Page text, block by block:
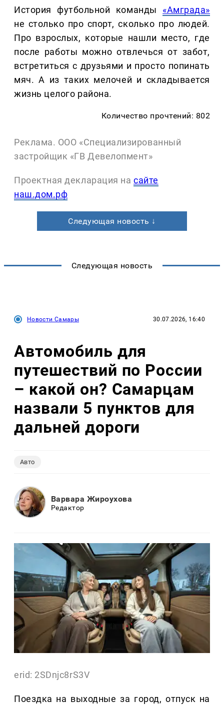
История футбольной команды «Амграда»
не столько про спорт, сколько про людей.
Про взрослых, которые нашли место, где
после работы можно отвлечься от забот,
встретиться с друзьями и просто попинать
мяч. А из таких мелочей и складывается
жизнь целого района.
Количество прочтений: 802
Реклама. ООО «Специализированный
застройщик «ГВ Девелопмент»
Проектная декларация на сайте
наш.дом.рф
Следующая новость ↓
Следующая новость
Новости Самары 30.07.2026, 16:40
Автомобиль для
путешествий по России
– какой он? Самарцам
назвали 5 пунктов для
дальней дороги
Авто
Варвара Жироухова
Редактор
erid: 2SDnjc8rS3V
Поездка на выходные за город, отпуск на